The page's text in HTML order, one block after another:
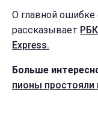
О главной ошибке
рассказывает
Express.
Больше
пионы простояли